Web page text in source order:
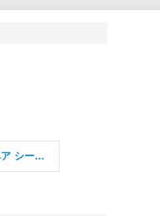
OFV ツイストペア シールド付き